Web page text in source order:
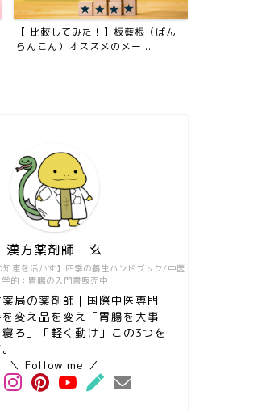
【 比較してみた！】板藍根（ばん
らんこん）オススメのメー...
知恵を活かす】四季の養生ハンドブック/中医
学的：胃腸の入門書販売中
漢方薬剤師 玄
局の薬剤師｜国際中医専門
変え品を変え「胃腸を大事
ろ」「軽く動け」この3つを
＼ Follow me ／